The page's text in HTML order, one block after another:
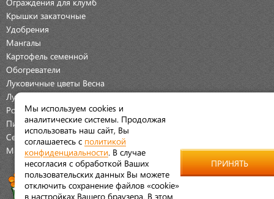
Ограждения для клумб
Крышки закаточные
Удобрения
Мангалы
Картофель семенной
Обогреватели
Луковичные цветы Весна
Луковичные цветы Осень
Розы
Пионы
Семена Овощей
Мраморная крошка
Мы используем cookies и
аналитические системы. Продолжая
использовать наш сайт, Вы
соглашаетесь с политикой
конфиденциальности . В случае
несогласия с обработкой Ваших
пользовательских данных Вы можете
отключить сохранение файлов «cookie»
в настройках Вашего браузера. В этом
ПРИНЯТЬ